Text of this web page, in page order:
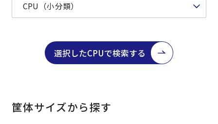
選択したCPUで検索する
筐体サイズから探す